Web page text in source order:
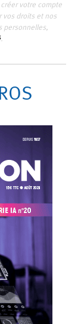
votre compte
vos droits et nos
personnelles,
.